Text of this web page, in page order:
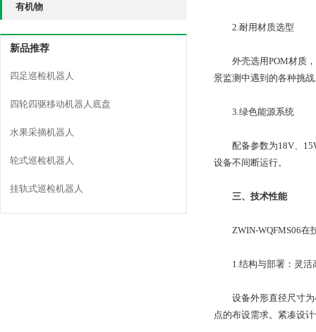
有机物
新品推荐
四足巡检机器人
四轮四驱移动机器人底盘
水果采摘机器人
轮式巡检机器人
挂轨式巡检机器人
2.耐用材质选型
外壳选用POM材质，
景监测中遇到的各种挑
3.绿色能源系统
配备参数为18V、15W
设备不间断运行。
三、技术性能
ZWIN-WQFMS06在技
1.结构与部署：灵活
设备外形直径尺寸为
点的布设需求。紧凑设